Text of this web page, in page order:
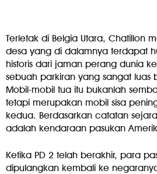
Terletak di Belgia Utara, Chatillon
desa yang di dalamnya terdapat
historis dari jaman perang dunia
sebuah parkiran yang sangat luas
Mobil-mobil tua itu bukanlah
tetapi merupakan mobil sisa
kedua. Berdasarkan catatan
adalah kendaraan pasukan
Ketika PD 2 telah berakhir, para
dipulangkan kembali ke